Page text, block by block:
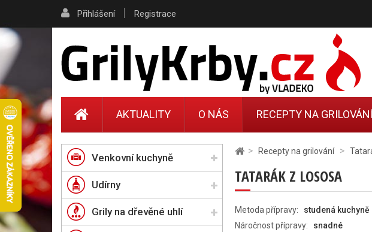
> Recepty na grilování >
TATARÁK Z LOSOSA
Metoda přípravy:
studená kuchyně
Náročnost přípravy:
snadné
Venkovní kuchyně
Udírny
Grily na dřevěné uhlí
Přihlášení | Registrace
AKTUALITY O NÁS RECEPTY NA GRILOVÁNÍ